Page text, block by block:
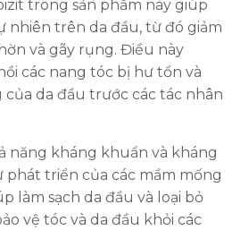
trong sản phẩm này giúp
nhiên trên da đầu, từ đó giảm
và gãy rụng. Điều này
các nang tóc bị hư tổn và
da đầu trước các tác nhân
năng kháng khuẩn và kháng
phát triển của các mầm mống
làm sạch da đầu và loại bỏ
vệ tóc và da đầu khỏi các